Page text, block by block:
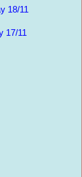
18/11
17/11